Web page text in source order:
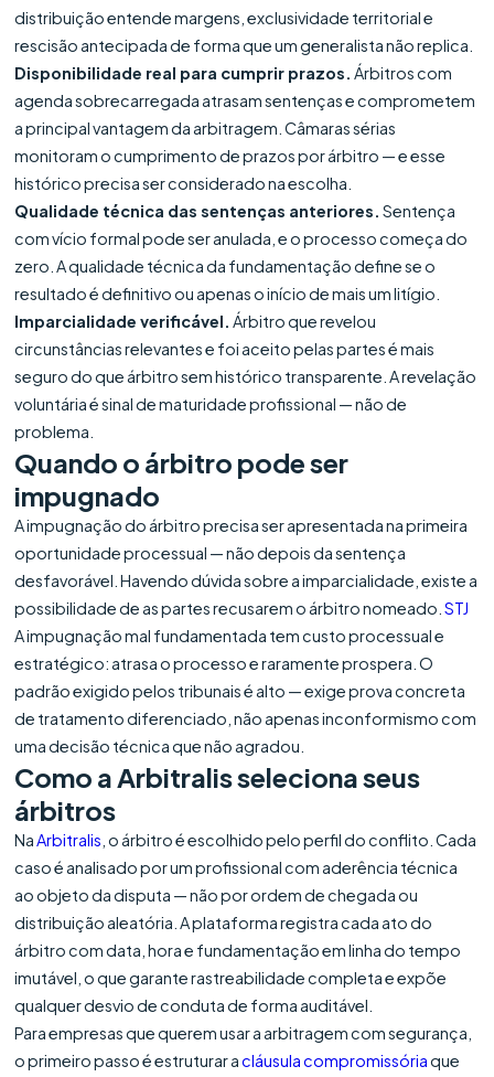
distribuição entende margens, exclusividade territorial e
rescisão antecipada de forma que um generalista não replica.
Disponibilidade real para cumprir prazos. Árbitros com
agenda sobrecarregada atrasam sentenças e comprometem
a principal vantagem da arbitragem. Câmaras sérias
monitoram o cumprimento de prazos por árbitro — e esse
histórico precisa ser considerado na escolha.
Qualidade técnica das sentenças anteriores. Sentença
com vício formal pode ser anulada, e o processo começa do
zero. A qualidade técnica da fundamentação define se o
resultado é definitivo ou apenas o início de mais um litígio.
Imparcialidade verificável. Árbitro que revelou
circunstâncias relevantes e foi aceito pelas partes é mais
seguro do que árbitro sem histórico transparente. A revelação
voluntária é sinal de maturidade profissional — não de
problema.
Quando o árbitro pode ser
impugnado
A impugnação do árbitro precisa ser apresentada na primeira
oportunidade processual — não depois da sentença
desfavorável. Havendo dúvida sobre a imparcialidade, existe a
possibilidade de as partes recusarem o árbitro nomeado.STJ
A impugnação mal fundamentada tem custo processual e
estratégico: atrasa o processo e raramente prospera. O
padrão exigido pelos tribunais é alto — exige prova concreta
de tratamento diferenciado, não apenas inconformismo com
uma decisão técnica que não agradou.
Como a Arbitralis seleciona seus
árbitros
NaArbitralis , o árbitro é escolhido pelo perfil do conflito. Cada
caso é analisado por um profissional com aderência técnica
ao objeto da disputa — não por ordem de chegada ou
distribuição aleatória. A plataforma registra cada ato do
árbitro com data, hora e fundamentação em linha do tempo
imutável, o que garante rastreabilidade completa e expõe
qualquer desvio de conduta de forma auditável.
Para empresas que querem usar a arbitragem com segurança,
o primeiro passo é estruturar acláusula compromissóriaque